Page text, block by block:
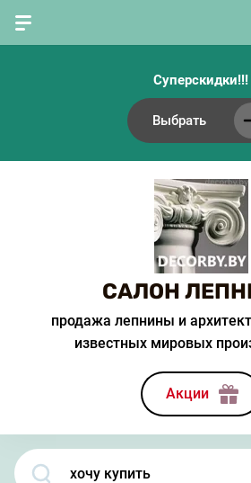
Суперскидки!!!
Выбрать
САЛОН
продажа лепнины и
известных мировых
Акции